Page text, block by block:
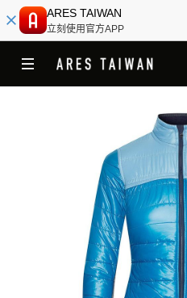
ARES TAIWAN
立刻使用官方APP